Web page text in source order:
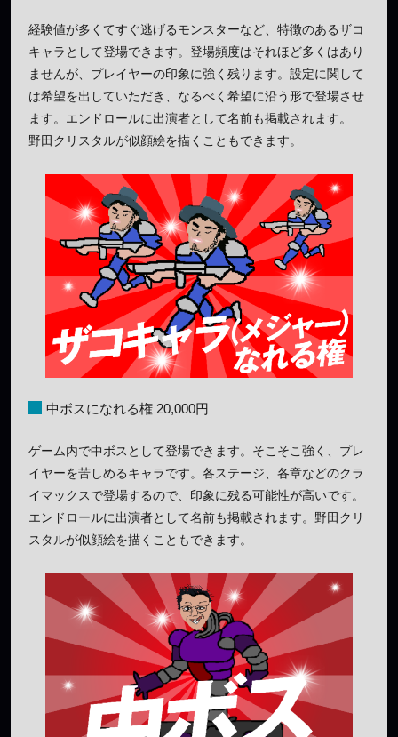
経験値が多くてすぐ逃げるモンスターなど、特徴のあるザコ
キャラとして登場できます。登場頻度はそれほど多くはあり
ませんが、プレイヤーの印象に強く残ります。設定に関して
は希望を出していただき、なるべく希望に沿う形で登場させ
ます。エンドロールに出演者として名前も掲載されます。
野田クリスタルが似顔絵を描くこともできます。
中ボスになれる権 20,000円
ゲーム内で中ボスとして登場できます。そこそこ強く、プレ
イヤーを苦しめるキャラです。各ステージ、各章などのクラ
イマックスで登場するので、印象に残る可能性が高いです。
エンドロールに出演者として名前も掲載されます。野田クリ
スタルが似顔絵を描くこともできます。